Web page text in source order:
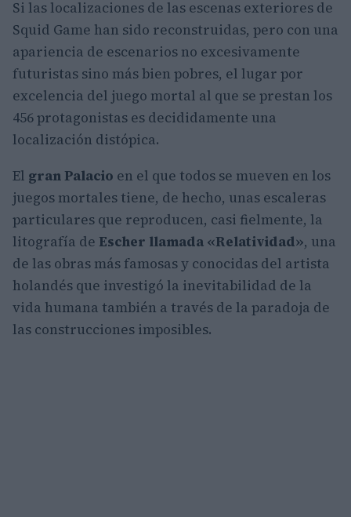
Si las localizaciones de las escenas exteriores de
Squid Game han sido reconstruidas, pero con una
apariencia de escenarios no excesivamente
futuristas sino más bien pobres, el lugar por
excelencia del juego mortal al que se prestan los
456 protagonistas es decididamente una
localización distópica.
El gran Palacio en el que todos se mueven en los
juegos mortales tiene, de hecho, unas escaleras
particulares que reproducen, casi fielmente, la
litografía de Escher llamada «Relatividad», una
de las obras más famosas y conocidas del artista
holandés que investigó la inevitabilidad de la
vida humana también a través de la paradoja de
las construcciones imposibles.